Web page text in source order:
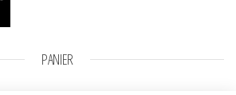
PANIER